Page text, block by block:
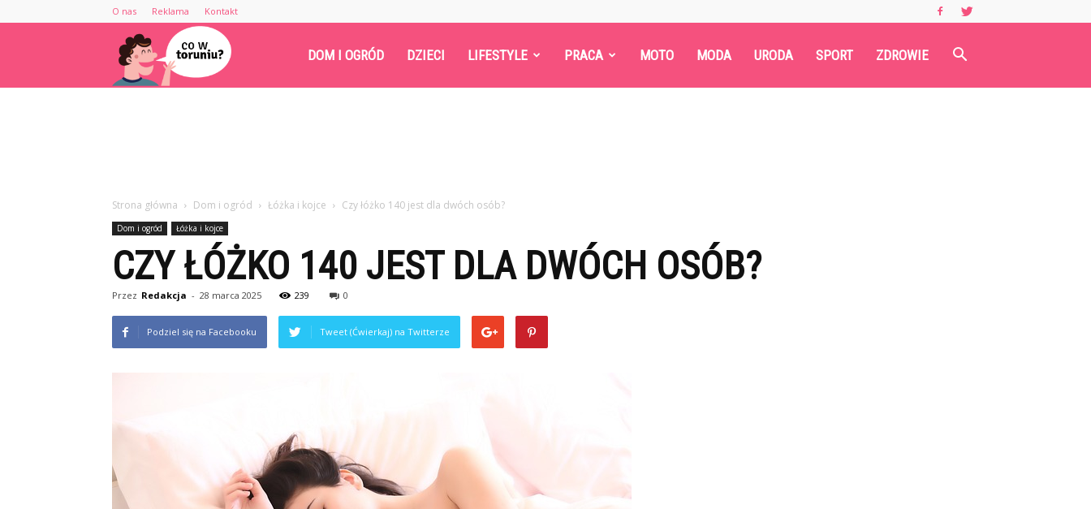
O nas Reklama Kontakt
Cowtoruniu.pl DOM I OGRÓD DZIECI LIFESTYLE PRACA MOTO MODA URODA SPORT ZDROWIE
Strona główna Dom i ogród Łóżka i kojce Czy łóżko 140 jest dla dwóch osób?
Dom i ogród Łóżka i kojce
CZY ŁÓŻKO 140 JEST DLA DWÓCH OSÓB?
Przez Redakcja - 28 marca 2025 239 0
Podziel się na Facebooku Tweet (Ćwierkaj) na Twitterze